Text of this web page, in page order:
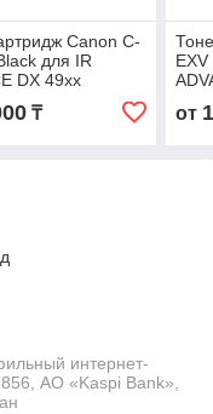
Canon C-
для IR
DX 49xx
₸ от
интернет-
АО «Kaspi Bank»,